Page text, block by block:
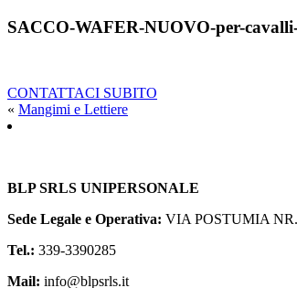
SACCO-WAFER-NUOVO-per-
CONTATTACI SUBITO
« Mangimi e Lettiere
BLP SRLS UNIPERSONALE
Sede Legale e Operativa: VIA POSTUMIA
Tel.: 339-3390285
Mail: info@blpsrls.it